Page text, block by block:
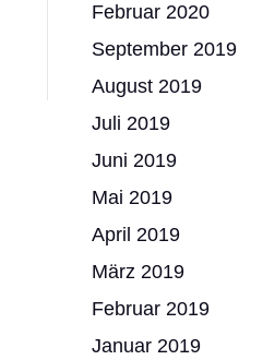
Februar 2020
September 2019
August 2019
Juli 2019
Juni 2019
Mai 2019
April 2019
März 2019
Februar 2019
Januar 2019